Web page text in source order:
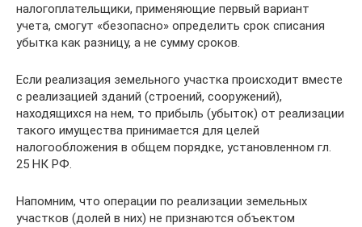
налогоплательщики, применяющие первый вариант
учета, смогут «безопасно» определить срок списания
убытка как разницу, а не сумму сроков.
Если реализация земельного участка происходит вместе
с реализацией зданий (строений, сооружений),
находящихся на нем, то прибыль (убыток) от реализации
такого имущества принимается для целей
налогообложения в общем порядке, установленном гл.
25 НК РФ.
Напомним, что операции по реализации земельных
участков (долей в них) не признаются объектом